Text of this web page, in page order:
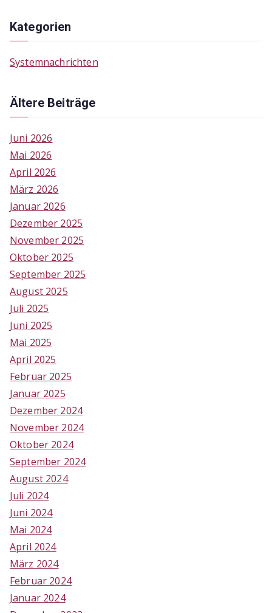
Kategorien
Systemnachrichten
Ältere Beiträge
Juni 2026
Mai 2026
April 2026
März 2026
Januar 2026
Dezember 2025
November 2025
Oktober 2025
September 2025
August 2025
Juli 2025
Juni 2025
Mai 2025
April 2025
Februar 2025
Januar 2025
Dezember 2024
November 2024
Oktober 2024
September 2024
August 2024
Juli 2024
Juni 2024
Mai 2024
April 2024
März 2024
Februar 2024
Januar 2024